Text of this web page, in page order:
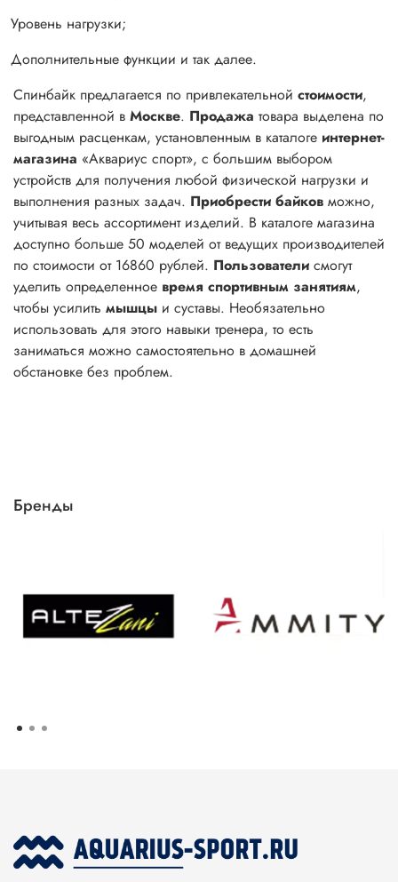
Уровень нагрузки;
Дополнительные функции и так далее.
Спинбайк предлагается по привлекательной стоимости,
представленной в Москве. Продажа товара выделена по
выгодным расценкам, установленным в каталоге интернет-
магазина «Аквариус спорт», с большим выбором
устройств для получения любой физической нагрузки и
выполнения разных задач. Приобрести байков можно,
учитывая весь ассортимент изделий. В каталоге магазина
доступно больше 50 моделей от ведущих производителей
по стоимости от 16860 рублей. Пользователи смогут
уделить определенное время спортивным занятиям,
чтобы усилить мышцы и суставы. Необязательно
использовать для этого навыки тренера, то есть
заниматься можно самостоятельно в домашней
обстановке без проблем.
Бренды